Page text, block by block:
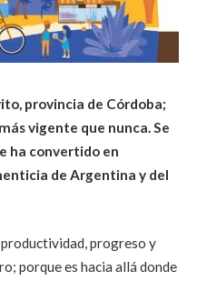
provincia de Córdoba;
vigente que nunca. Se
ha convertido en
de Argentina y del
progreso y
porque es hacia allá donde